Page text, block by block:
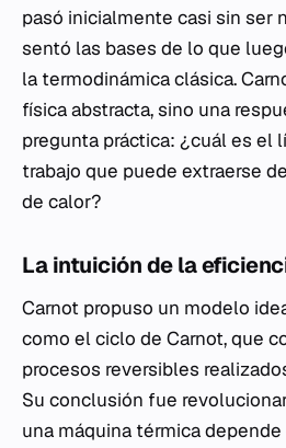
pasó inicialmente casi sin ser
sentó las bases de lo que
la termodinámica clásica.
física abstracta, sino una
pregunta práctica: ¿cuál es el
trabajo que puede extraerse
de calor?
La intuición de la
Carnot propuso un modelo
como el ciclo de Carnot, que
procesos reversibles
Su conclusión fue
una máquina térmica